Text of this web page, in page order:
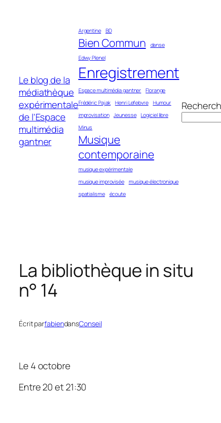
Le blog de la
médiathèque
expérimentale
de l'Espace
multimédia
gantner
Argentine BD
Bien Commun
danse
Edwy Plenel
Enregistrement
Espace multimédia gantner
Florange
Frédéric Pajak
Henri Lefebvre
Humour
improvisation
Jeunesse
Logiciel libre
Minus
Musique
contemporaine
musique expérimentale
musique improvisée
musique électronique
spatialisme
écoute
La bibliothèque in situ
n° 14
Écrit parfabiendansConseil
Le 4 octobre
Entre 20 et 21:30